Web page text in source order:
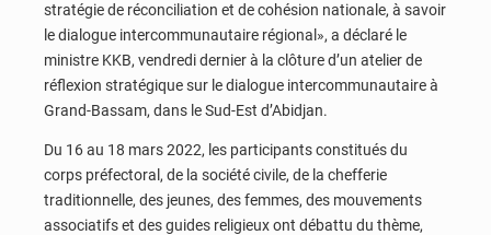
stratégie de réconciliation et de cohésion nationale, à savoir
le dialogue intercommunautaire régional», a déclaré le
ministre KKB, vendredi dernier à la clôture d’un atelier de
réflexion stratégique sur le dialogue intercommunautaire à
Grand-Bassam, dans le Sud-Est d’Abidjan.
Du 16 au 18 mars 2022, les participants constitués du
corps préfectoral, de la société civile, de la chefferie
traditionnelle, des jeunes, des femmes, des mouvements
associatifs et des guides religieux ont débattu du thème,